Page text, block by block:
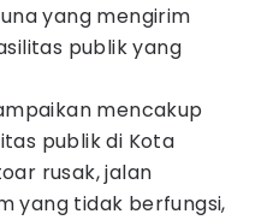
yang mengirim
publik yang
mencakup
publik di Kota
rusak, jalan
yang tidak berfungsi,